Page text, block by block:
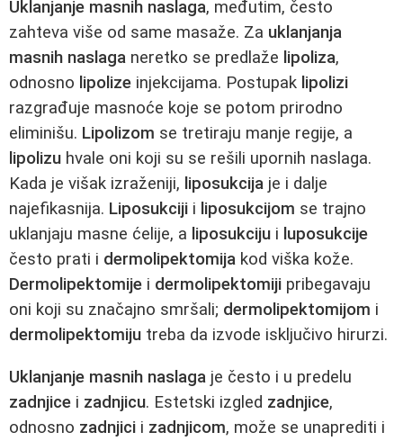
Uklanjanje masnih naslaga, međutim, često
zahteva više od same masaže. Za uklanjanja
masnih naslaga neretko se predlaže lipoliza,
odnosno lipolize injekcijama. Postupak lipolizi
razgrađuje masnoće koje se potom prirodno
eliminišu. Lipolizom se tretiraju manje regije, a
lipolizu hvale oni koji su se rešili upornih naslaga.
Kada je višak izraženiji, liposukcija je i dalje
najefikasnija. Liposukciji i liposukcijom se trajno
uklanjaju masne ćelije, a liposukciju i luposukcije
često prati i dermolipektomija kod viška kože.
Dermolipektomije i dermolipektomiji pribegavaju
oni koji su značajno smršali; dermolipektomijom i
dermolipektomiju treba da izvode isključivo hirurzi.
Uklanjanje masnih naslaga je često i u predelu
zadnjice i zadnjicu. Estetski izgled zadnjice,
odnosno zadnjici i zadnjicom, može se unaprediti i